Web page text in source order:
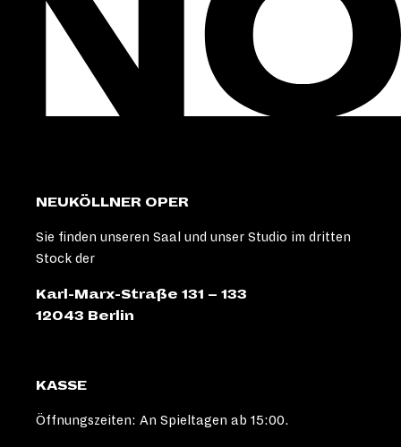
NEUKÖLLNER OPER
Sie finden unseren Saal und unser Studio im dritten
Stock der
Karl-Marx-Straße 131 – 133
12043 Berlin
KASSE
Öffnungszeiten: An Spieltagen ab 15:00.